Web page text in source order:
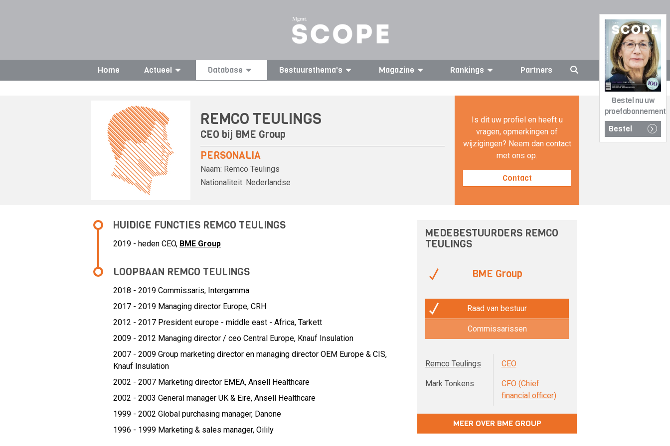
Bestel nu uw
proefabonnement
Bestel
Home Actueel Database Bestuursthema's Magazine Rankings Partners
REMCO TEULINGS
CEO bij BME Group
PERSONALIA
Naam: Remco Teulings
Nationaliteit: Nederlandse
Is dit uw profiel en heeft u
vragen, opmerkingen of
wijzigingen? Neem dan contact
met ons op.
Contact
HUIDIGE FUNCTIES REMCO TEULINGS
2019 - heden CEO, BME Group
LOOPBAAN REMCO TEULINGS
2018 - 2019 Commissaris, Intergamma
2017 - 2019 Managing director Europe, CRH
2012 - 2017 President europe - middle east - Africa, Tarkett
2009 - 2012 Managing director / ceo Central Europe, Knauf Insulation
2007 - 2009 Group marketing director en managing director OEM Europe & CIS,
Knauf Insulation
2002 - 2007 Marketing director EMEA, Ansell Healthcare
2002 - 2003 General manager UK & Eire, Ansell Healthcare
1999 - 2002 Global purchasing manager, Danone
1996 - 1999 Marketing & sales manager, Oilily
MEDEBESTUURDERS REMCO
TEULINGS
BME Group
Raad van bestuur
Commissarissen
Remco Teulings CEO
Mark Tonkens
CFO (Chief
financial officer)
MEER OVER BME GROUP